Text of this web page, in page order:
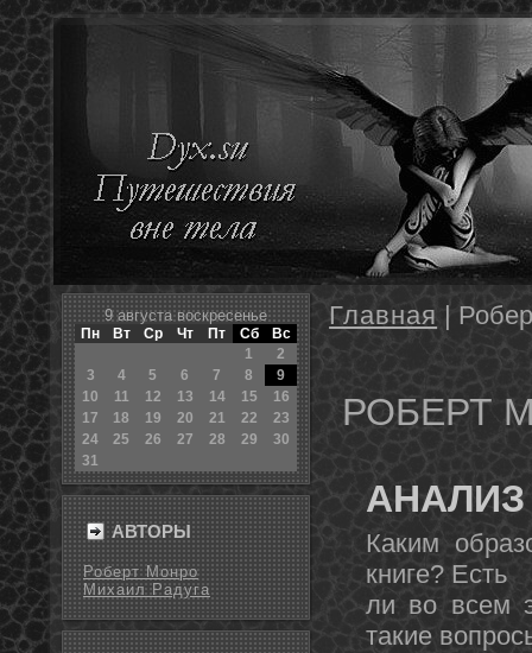
9 августа воскресенье
Пн Вт Ср Чт Пт Сб
Вс
1
2
3
4 5 6 7 8
9
10
11 12 13 14 15
16
17
18 19 20 21 22
23
24
25 26 27 28 29
30
31
АВТОРЫ
Роберт Монро
Михаил Радуга
Главная |
РОБЕРТ
Каким
книге? Есть
ли во всем
такие